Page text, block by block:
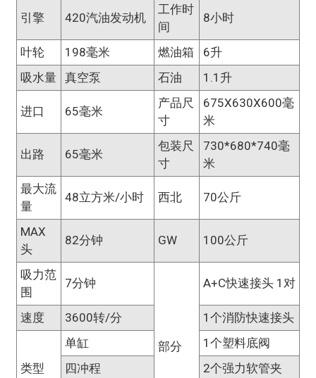
引擎 420汽油发动机
工作时
间
8小时
叶轮 198毫米 燃油箱
6升
吸水量
真空泵 石油 1.1升
进口 65毫米
产品尺
寸
675X630X600毫
米
出路 65毫米
包装尺
寸
730*680*740毫
米
最大流
量
48立方米/小时 西北 70公斤
MAX
头
82分钟 GW 100公斤
吸力范
围
7分钟
部分
A+C快速接头 1对
速度 3600转/分 1个消防快速接头
类型
单缸
1个塑料底阀
四冲程
2个强力软管夹